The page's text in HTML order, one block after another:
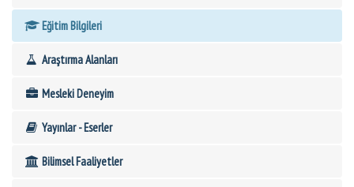
Eğitim Bilgileri
Araştırma Alanları
Mesleki Deneyim
Yayınlar - Eserler
Bilimsel Faaliyetler